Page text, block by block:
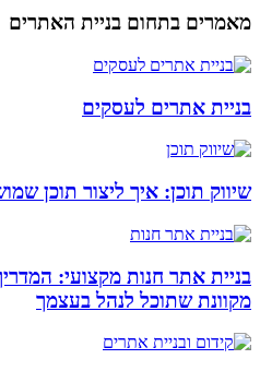
מאמרים בתחום בניית האתרים
בניית אתרים לעסקים
שיווק תוכן: איך ליצור תוכן
בניית אתר חנות מקצועי:
מקוונת שתוכל לנהל בעצמך